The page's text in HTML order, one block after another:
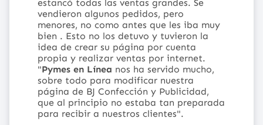
estancó todas las ventas grandes. Se
vendieron algunos pedidos, pero
menores, no como antes que les iba muy
bien . Esto no los detuvo y tuvieron la
idea de crear su página por cuenta
propia y realizar ventas por internet.
"Pymes en Línea nos ha servido mucho,
sobre todo para modificar nuestra
página de BJ Confección y Publicidad,
que al principio no estaba tan preparada
para recibir a nuestros clientes".